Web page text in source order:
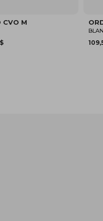
JOGGER M
BLANC CASSÉ/MARRON